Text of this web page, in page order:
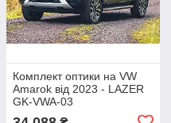
Комплект оптики на VW
Amarok від 2023 - LAZER
GK-VWA-03